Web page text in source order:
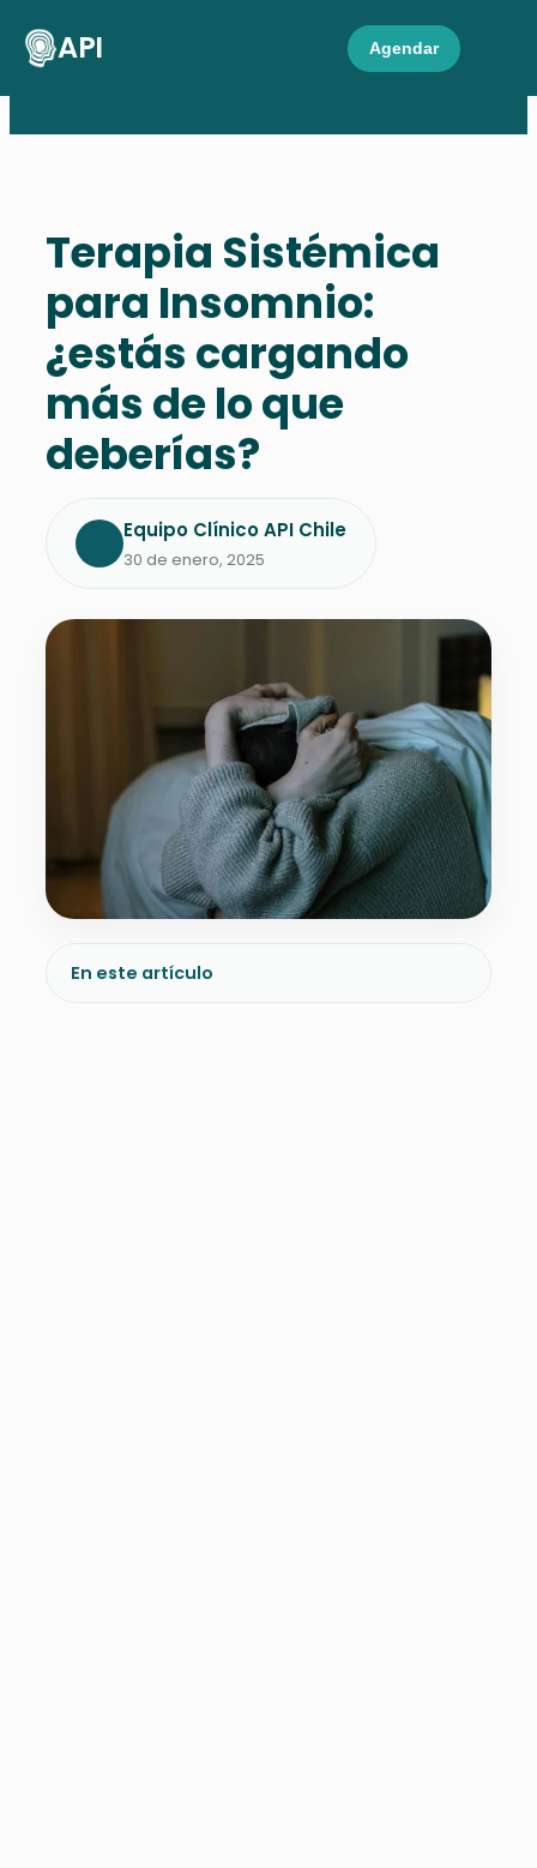
API Agendar
En este artículo
Terapia Sistémica
para Insomnio:
¿estás cargando
más de lo que
deberías?
Equipo Clínico API Chile
30 de enero, 2025